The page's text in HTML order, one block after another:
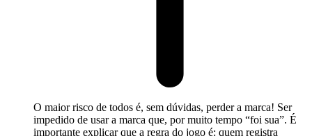
O maior risco de todos é, sem dúvidas, perder a marca! Ser
impedido de usar a marca que, por muito tempo “foi sua”. É
importante explicar que a regra do jogo é: quem registra